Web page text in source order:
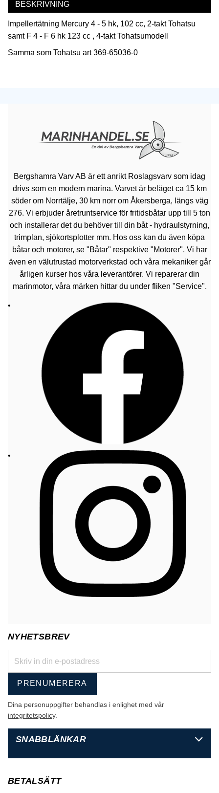
BESKRIVNING
Impellertätning Mercury 4 - 5 hk, 102 cc, 2-takt Tohatsu
samt F 4 - F 6 hk 123 cc , 4-takt Tohatsumodell
Samma som Tohatsu art 369-65036-0
Bergshamra Varv AB är ett anrikt Roslagsvarv som idag
drivs som en modern marina. Varvet är beläget ca 15 km
söder om Norrtälje, 30 km norr om Åkersberga, längs väg
276. Vi erbjuder åretruntservice för fritidsbåtar upp till 5 ton
och installerar det du behöver till din båt - hydraulstyrning,
trimplan, sjökortsplotter mm. Hos oss kan du även köpa
båtar och motorer, se "Båtar" respektive "Motorer". Vi har
även en välutrustad motorverkstad och våra mekaniker går
årligen kurser hos våra leverantörer. Vi reparerar din
marinmotor, våra märken hittar du under fliken "Service".
NYHETSBREV
PRENUMERERA
Dina personuppgifter behandlas i enlighet med vår
integritetspolicy.
SNABBLÄNKAR
BETALSÄTT